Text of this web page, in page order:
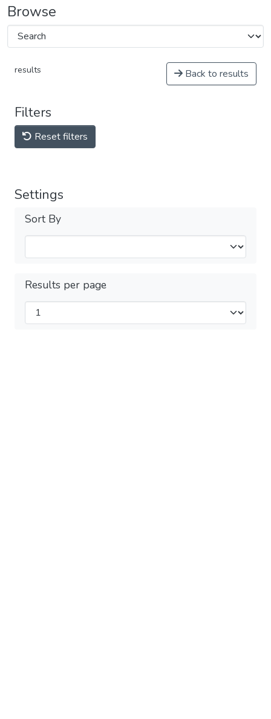
Browse
results Back to results
Filters
Reset filters
Settings
Sort By
Results per page